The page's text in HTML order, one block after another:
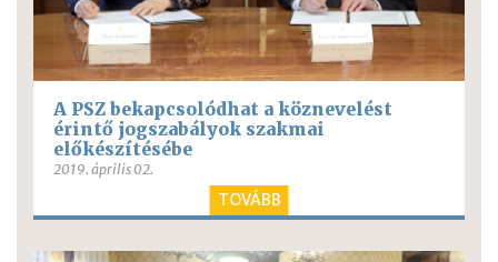
A PSZ bekapcsolódhat a köznevelést
érintő jogszabályok szakmai
előkészítésébe
2019. április 02.
TOVÁBB